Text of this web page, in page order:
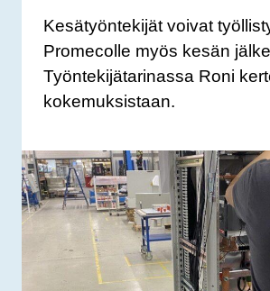
Kesätyöntekijät voivat
Promecolle myös kesän
Työntekijätarinassa Roni
kokemuksistaan.